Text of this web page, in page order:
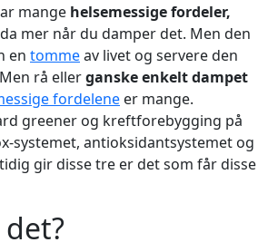
mange helsemessige fordeler,
mer når du damper det. Men den
en tommeav livet og servere den
rå ellerganske enkelt dampet
fordelene er mange.
greener og kreftforebygging på
systemet, antioksidantsystemet og
gir disse tre er det som får disse